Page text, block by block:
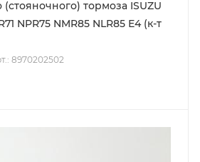
тормоза ISUZU
NPR75 NMR85 NLR85 Е4 (к-т
8970202502